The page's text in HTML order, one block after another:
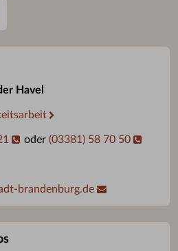
Havel
oder (03381) 58 70 50
brandenburg.de